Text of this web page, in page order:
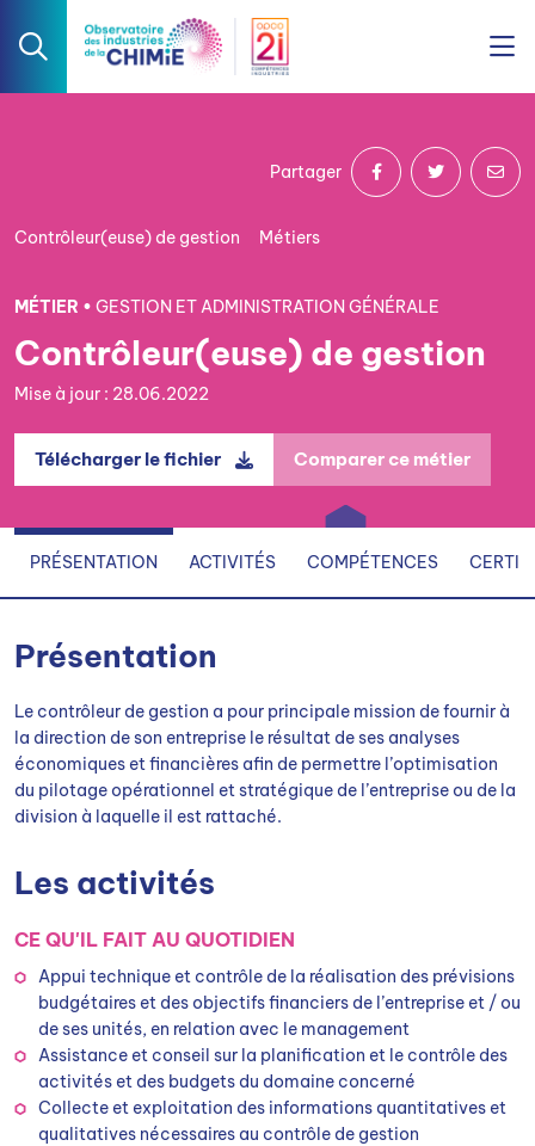
Contrôleur(euse) de gestion Métiers
MÉTIER • GESTION ET ADMINISTRATION GÉNÉRALE
Contrôleur(euse) de gestion
Mise à jour : 28.06.2022
Télécharger le fichier Comparer ce métier
Partager
PRÉSENTATION ACTIVITÉS COMPÉTENCES
Présentation
Le contrôleur de gestion a pour principale mission de fournir à
la direction de son entreprise le résultat de ses analyses
économiques et financières afin de permettre l’optimisation
du pilotage opérationnel et stratégique de l’entreprise ou de la
division à laquelle il est rattaché.
Les activités
CE QU'IL FAIT AU QUOTIDIEN
Appui technique et contrôle de la réalisation des prévisions
budgétaires et des objectifs financiers de l’entreprise et / ou
de ses unités, en relation avec le management
Assistance et conseil sur la planification et le contrôle des
activités et des budgets du domaine concerné
Collecte et exploitation des informations quantitatives et
qualitatives nécessaires au contrôle de gestion